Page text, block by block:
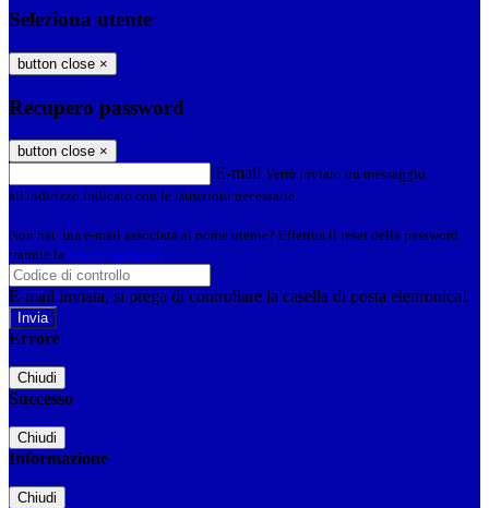
Seleziona utente
button close ×
Recupero password
button close ×
E-mail Verrà inviato un messaggio
all'indirizzo indicato con le istruzioni necessarie.
Non hai una e-mail associata al nome utente? Effettua il reset della password
tramite la Login Spaggiari
E-mail inviata, si prega di controllare la casella di posta elettronica!
Errore
Chiudi
Successo
Chiudi
Informazione
Chiudi